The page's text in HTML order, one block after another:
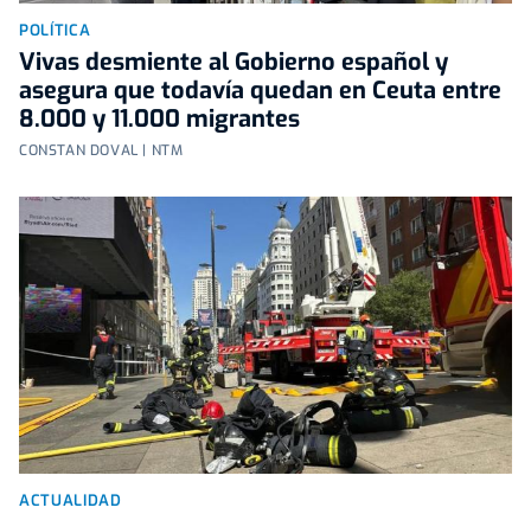
POLÍTICA
Vivas desmiente al Gobierno español y
asegura que todavía quedan en Ceuta entre
8.000 y 11.000 migrantes
CONSTAN DOVAL | NTM
ACTUALIDAD